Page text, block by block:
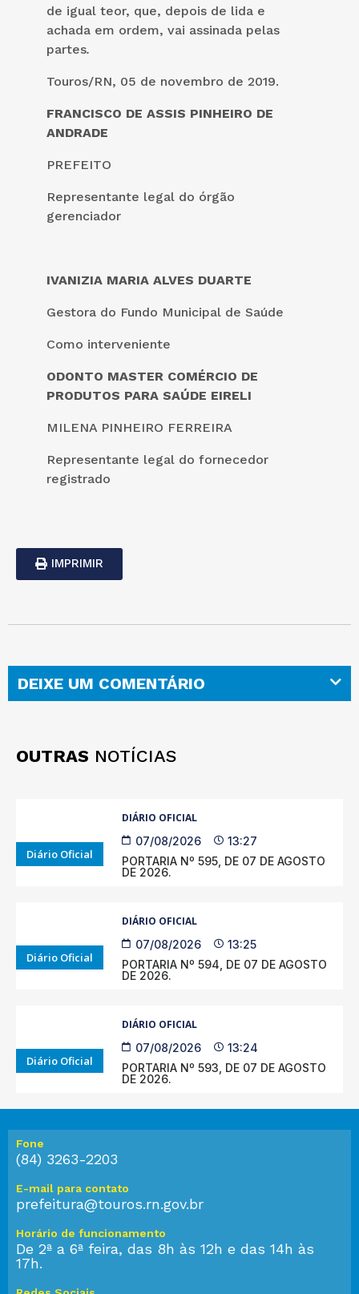
de igual teor, que, depois de lida e
achada em ordem, vai assinada pelas
partes.
Touros/RN, 05 de novembro de 2019.
FRANCISCO DE ASSIS PINHEIRO DE
ANDRADE
PREFEITO
Representante legal do órgão
gerenciador
IVANIZIA MARIA ALVES DUARTE
Gestora do Fundo Municipal de Saúde
Como interveniente
ODONTO MASTER COMÉRCIO DE
PRODUTOS PARA SAÚDE EIRELI
MILENA PINHEIRO FERREIRA
Representante legal do fornecedor
registrado
IMPRIMIR
DEIXE UM COMENTÁRIO
OUTRAS NOTÍCIAS
Diário Oficial
DIÁRIO OFICIAL
07/08/2026
13:27
PORTARIA Nº 595, DE 07 DE AGOSTO
DE 2026.
Diário Oficial
DIÁRIO OFICIAL
07/08/2026
13:25
PORTARIA Nº 594, DE 07 DE AGOSTO
DE 2026.
Diário Oficial
DIÁRIO OFICIAL
07/08/2026
13:24
PORTARIA Nº 593, DE 07 DE AGOSTO
DE 2026.
Fone
(84) 3263-2203
E-mail para contato
prefeitura@touros.rn.gov.br
Horário de funcionamento
De 2ª a 6ª feira, das 8h às 12h e das 14h às
17h.